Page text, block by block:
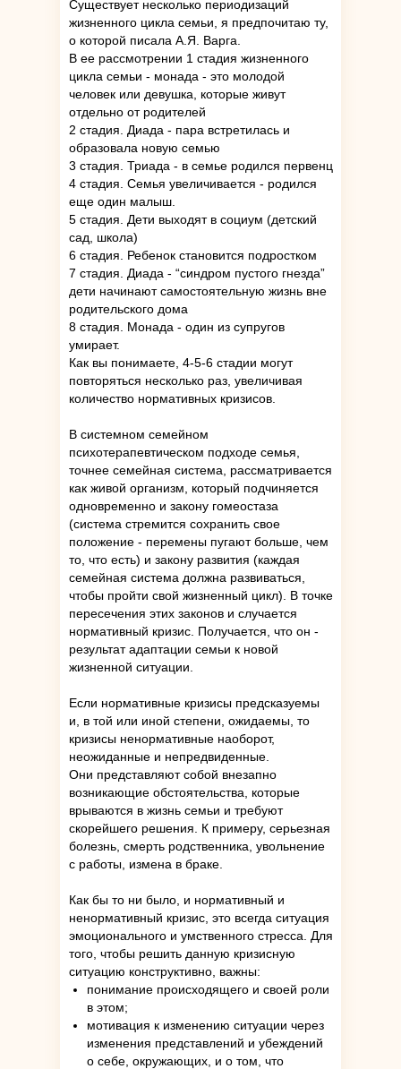
Существует несколько периодизаций
жизненного цикла семьи, я предпочитаю ту,
о которой писала А.Я. Варга.
В ее рассмотрении 1 стадия жизненного
цикла семьи - монада - это молодой
человек или девушка, которые живут
отдельно от родителей
2 стадия. Диада - пара встретилась и
образовала новую семью
3 стадия. Триада - в семье родился первенц
4 стадия. Семья увеличивается - родился
еще один малыш.
5 стадия. Дети выходят в социум (детский
сад, школа)
6 стадия. Ребенок становится подростком
7 стадия. Диада - “синдром пустого гнезда”
дети начинают самостоятельную жизнь вне
родительского дома
8 стадия. Монада - один из супругов
умирает.
Как вы понимаете, 4-5-6 стадии могут
повторяться несколько раз, увеличивая
количество нормативных кризисов.
В системном семейном
психотерапевтическом подходе семья,
точнее семейная система, рассматривается
как живой организм, который подчиняется
одновременно и закону гомеостаза
(система стремится сохранить свое
положение - перемены пугают больше, чем
то, что есть) и закону развития (каждая
семейная система должна развиваться,
чтобы пройти свой жизненный цикл). В точке
пересечения этих законов и случается
нормативный кризис. Получается, что он -
результат адаптации семьи к новой
жизненной ситуации.
Если нормативные кризисы предсказуемы
и, в той или иной степени, ожидаемы, то
кризисы ненормативные наоборот,
неожиданные и непредвиденные.
Они представляют собой внезапно
возникающие обстоятельства, которые
врываются в жизнь семьи и требуют
скорейшего решения. К примеру, серьезная
болезнь, смерть родственника, увольнение
с работы, измена в браке.
Как бы то ни было, и нормативный и
ненормативный кризис, это всегда ситуация
эмоционального и умственного стресса. Для
того, чтобы решить данную кризисную
ситуацию конструктивно, важны:
понимание происходящего и своей роли
в этом;
мотивация к изменению ситуации через
изменения представлений и убеждений
о себе, окружающих, и о том, что